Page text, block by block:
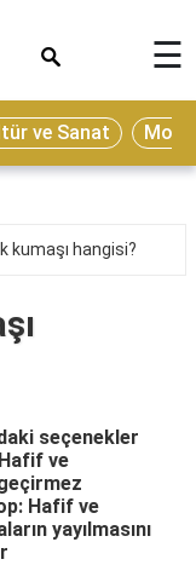
☰
ve Sanat
kumaşı hangisi?
seçenekler
ve
Hafif ve
yayılmasını